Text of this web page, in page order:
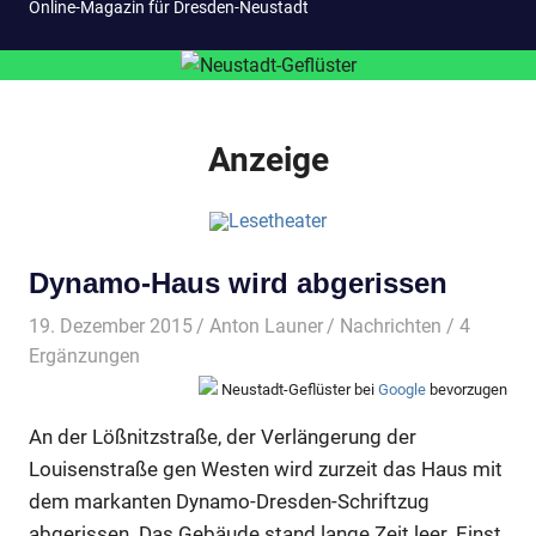
Online-Magazin für Dresden-Neustadt
Anzeige
Dynamo-Haus wird abgerissen
19. Dezember 2015 Anton Launer Nachrichten / 4
Ergänzungen
Neustadt-Geflüster bei Google bevorzugen
An der Lößnitzstraße, der Verlängerung der
Louisenstraße gen Westen wird zurzeit das Haus mit
dem markanten Dynamo-Dresden-Schriftzug